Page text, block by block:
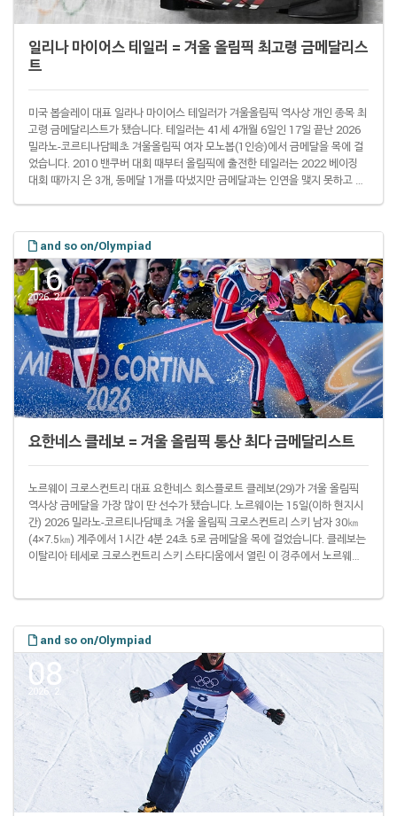
일리나 마이어스 테일러 = 겨울 올림픽 최고령 금메달리스
트
미국 봅슬레이 대표 일라나 마이어스 테일러가 겨울올림픽 역사상 개인 종목 최
고령 금메달리스트가 됐습니다. 테일러는 41세 4개월 6일인 17일 끝난 2026
밀라노-코르티나담페초 겨울올림픽 여자 모노봅(1인승)에서 금메달을 목에 걸
었습니다. 2010 밴쿠버 대회 때부터 올림픽에 출전한 테일러는 2022 베이징
대회 때까지 은 3개, 동메달 1개를 따냈지만 금메달과는 인연을 맺지 못하고 있
우라 놀테(28·독일)에 0.15초 뒤진 2위였지만 최종 4차 시기에서 0.04초 차 역
전에 성공했습니다. 그러면서 4전 5기 끝에 개인 첫 올림픽 금메달을 차지했습..
and so on/Olympiad
16
2026. 2.
요한네스 클레보 = 겨울 올림픽 통산 최다 금메달리스트
노르웨이 크로스컨트리 대표 요한네스 회스플로트 클레보(29)가 겨울 올림픽
역사상 금메달을 가장 많이 딴 선수가 됐습니다. 노르웨이는 15일(이하 현지시
간) 2026 밀라노-코르티나담페초 겨울 올림픽 크로스컨트리 스키 남자 30㎞
(4×7.5㎞) 계주에서 1시간 4분 24초 5로 금메달을 목에 걸었습니다. 클레보는
이탈리아 테세로 크로스컨트리 스키 스타디움에서 열린 이 경주에서 노르웨이
회(3개)와 2022 베이징 대회(2개)를 합쳐 올림픽 금메달을 총 9개 차지하게 됐
습니다..
and so on/Olympiad
08
2026. 2.